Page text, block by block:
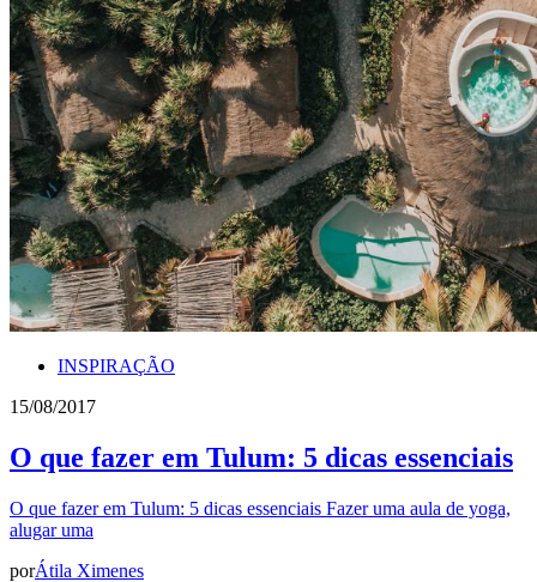
INSPIRAÇÃO
15/08/2017
O que fazer em Tulum: 5 dicas essenciais
O que fazer em Tulum: 5 dicas essenciais Fazer uma aula de yoga,
alugar uma
porÁtila Ximenes